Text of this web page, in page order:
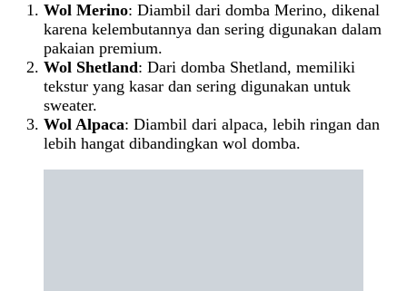
Wol Merino: Diambil dari domba Merino, dikenal
karena kelembutannya dan sering digunakan dalam
pakaian premium.
Wol Shetland: Dari domba Shetland, memiliki
tekstur yang kasar dan sering digunakan untuk
sweater.
Wol Alpaca: Diambil dari alpaca, lebih ringan dan
lebih hangat dibandingkan wol domba.